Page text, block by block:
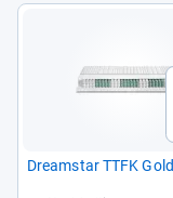
Dre­am­star TTFK Gold